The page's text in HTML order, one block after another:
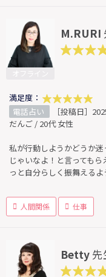
M.RURI
満足度：
電話占い
［投稿日］
だんご / 20代 女性
私が行動しようかどうか
じゃいなよ！と言っても
っと自分らしく振舞える
人間関係 仕事
Betty 先